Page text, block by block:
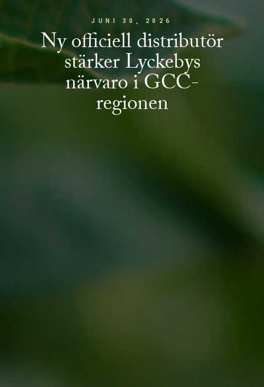
JUNI 30, 2026
Ny officiell distributör
stärker Lyckebys
närvaro i GCC-
regionen